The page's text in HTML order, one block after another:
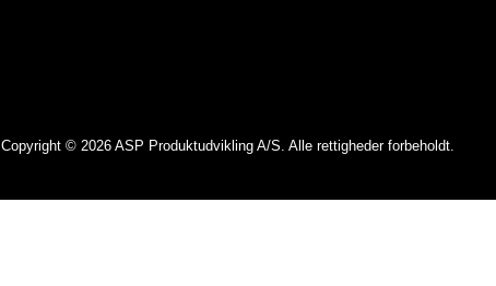
Copyright © 2026 ASP Produktudvikling A/S. Alle rettigheder forbeholdt.